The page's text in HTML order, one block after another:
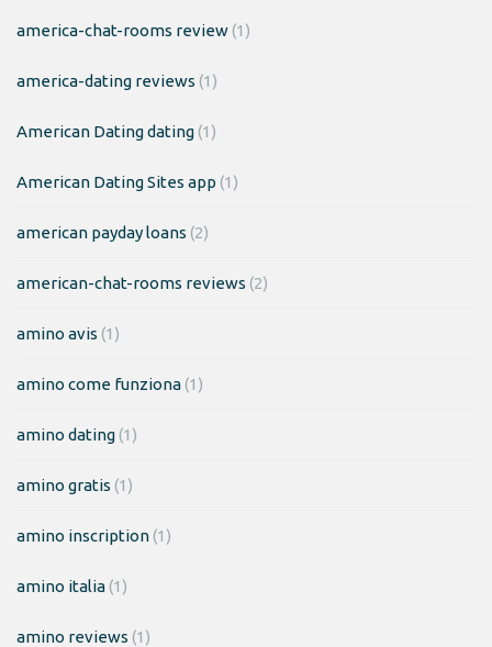
america-chat-rooms review(1)
america-dating reviews (1)
American Dating dating(1)
American Dating Sites app (1)
american payday loans (2)
american-chat-rooms reviews (2)
amino avis (1)
amino come funziona(1)
amino dating(1)
amino gratis (1)
amino inscription(1)
amino italia(1)
amino reviews (1)